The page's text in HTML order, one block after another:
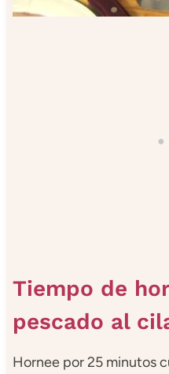
Tiempo de
pescado al
Hornee por 25 minutos